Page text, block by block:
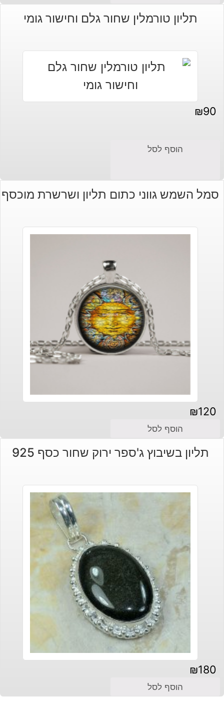
המקורי
הנוכחי
תליון טורמלין שחור גלם וחישור גומי
₪90
הוסף לסל
סמל השמש גווני כתום תליון ושרשרת מוכסף
₪120
הוסף לסל
תליון בשיבוץ ג'ספר ירוק שחור כסף 925
₪180
הוסף לסל